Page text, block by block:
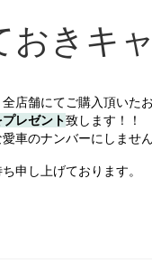
きキ
店舗にてご購入頂いた
レゼント致します！！
車のナンバーにしませ
申し上げております。